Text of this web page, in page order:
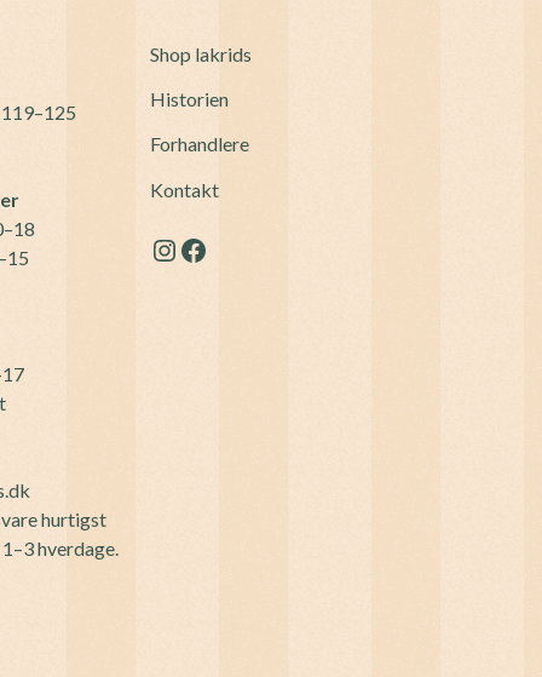
hurtigst
hverdage.
Shop lakrids
Historien
Forhandlere
Kontakt
Instagram
Facebook